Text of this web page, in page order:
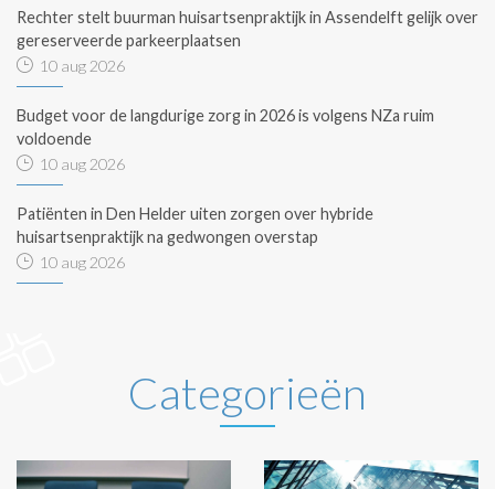
Rechter stelt buurman huisartsenpraktijk in Assendelft gelijk over
gereserveerde parkeerplaatsen
10 aug 2026
Budget voor de langdurige zorg in 2026 is volgens NZa ruim
voldoende
10 aug 2026
Patiënten in Den Helder uiten zorgen over hybride
huisartsenpraktijk na gedwongen overstap
10 aug 2026
Categorieën